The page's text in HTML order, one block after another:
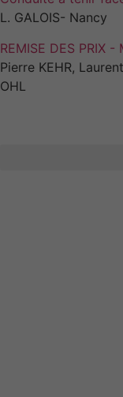
L. GALOIS- Nancy
REMISE DES PRIX -
Pierre KEHR,
OHL